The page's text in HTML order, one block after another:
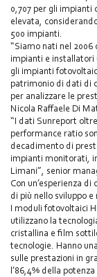
0,707 per gli impianti
elevata,
500 impianti.
“Siamo nati nel
impianti e
gli impianti
patrimonio di dati di
per analizzare le
Nicola Raffaele Di
“I dati Sunreport
performance ratio
decadimento di
impianti monitorati,
Limani”, senior
Con un’esperienza
di più nello sviluppo
I moduli fotovoltaici
utilizzano la
cristallina e film
tecnologie. Hanno
sulle prestazioni in
l’86,4% della